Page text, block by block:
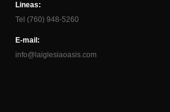
Lineas:
Tel (760) 948-5260
E-mail:
info@laiglesiaoasis.com